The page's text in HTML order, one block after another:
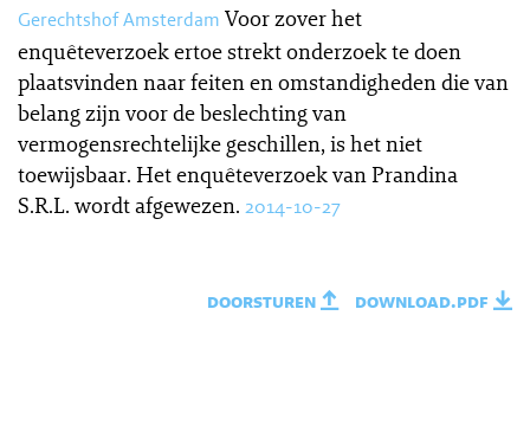
Gerechtshof Amsterdam Voor zover het
enquêteverzoek ertoe strekt onderzoek te doen
plaatsvinden naar feiten en omstandigheden die van
belang zijn voor de beslechting van
vermogensrechtelijke geschillen, is het niet
toewijsbaar. Het enquêteverzoek van Prandina
S.R.L. wordt afgewezen. 2014-10-27
doorsturen download.pdf